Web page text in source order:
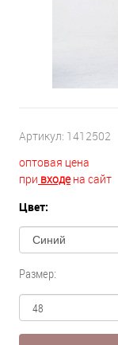
Артикул: 1412502
оптовая цена
при входена сайт
Цвет:
Размер: